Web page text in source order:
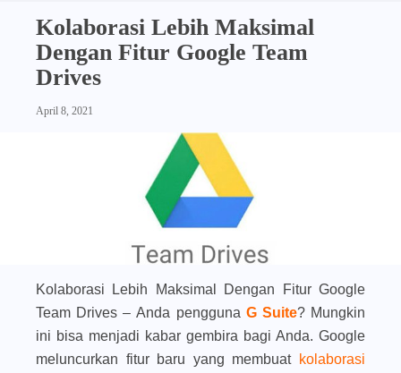
Kolaborasi Lebih Maksimal
Dengan Fitur Google Team
Drives
April 8, 2021
Kolaborasi Lebih Maksimal Dengan Fitur Google
Team Drives –Anda pengguna G Suite? Mungkin
ini bisa menjadi kabar gembira bagi Anda. Google
meluncurkan fitur baru yang membuat kolaborasi